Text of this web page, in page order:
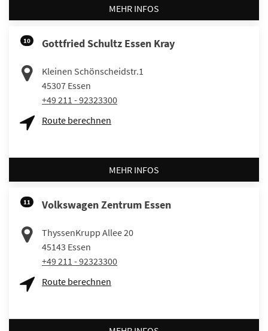
MEHR INFOS
10 Gottfried Schultz Essen Kray
Kleinen Schönscheidstr.1
45307 Essen
+49 211 - 92323300
Route berechnen
MEHR INFOS
11 Volkswagen Zentrum Essen
ThyssenKrupp Allee 20
45143 Essen
+49 211 - 92323300
Route berechnen